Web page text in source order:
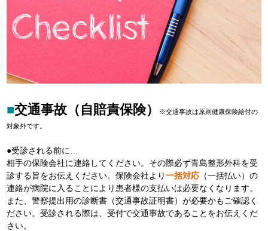
■交通事故（自賠責保険）
※交通事故は原則健康保険給付の
対象外です。
●受診される前に…
相手の保険会社に連絡してください。その際必ず青島整形外科を受
診する旨をお伝えください。保険会社より一括対応（一括払い）の
連絡が病院に入ることにより患者様の支払いは必要なくなります。
また、警察提出用の診断書（交通事故証明書）が必要かもご確認く
ださい。受診される際は、受付で交通事故であることをお伝えくだ
さい。